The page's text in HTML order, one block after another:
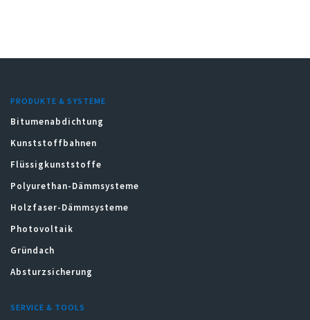
PRODUKTE & SYSTEME
Bitumenabdichtung
Kunststoffbahnen
Flüssigkunststoffe
Polyurethan-Dämmsysteme
Holzfaser-Dämmsysteme
Photovoltaik
Gründach
Absturzsicherung
SERVICE & TOOLS